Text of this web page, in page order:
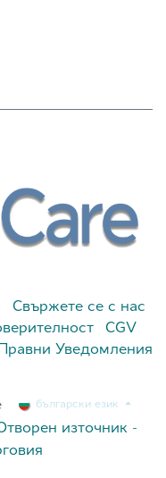
Свържете се с нас
CGV
Правни Уведомления
български език
източник -